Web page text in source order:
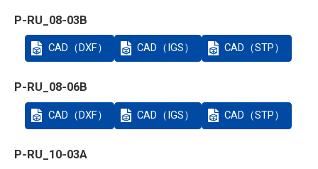
P-RU_08-03B
CAD（DXF） CAD（IGS） CAD（STP）
P-RU_08-06B
CAD（DXF） CAD（IGS） CAD（STP）
P-RU_10-03A